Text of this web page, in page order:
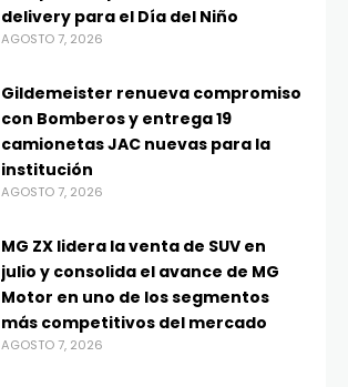
delivery para el Día del Niño
AGOSTO 7, 2026
Gildemeister renueva compromiso
con Bomberos y entrega 19
camionetas JAC nuevas para la
institución
AGOSTO 7, 2026
MG ZX lidera la venta de SUV en
julio y consolida el avance de MG
Motor en uno de los segmentos
más competitivos del mercado
AGOSTO 7, 2026